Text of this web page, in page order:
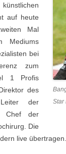
Star
auf heute
Mal
Mediums
bei
zum
1 Profis
des
der
Chef der
Die
live übertragen.